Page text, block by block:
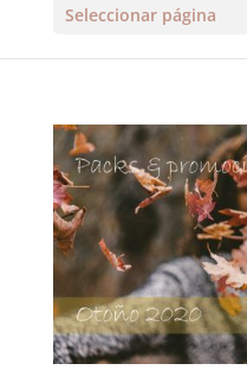
Seleccionar página